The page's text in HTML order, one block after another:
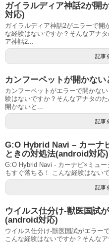
ガイラルディア神話2が開
対応)
ガイラルディア神話2がエラーで開
な経験はないですか？そんなアナ
ア神話2...
記事
カンフーペットが開かな
カンフーペットがエラーで開かな
験はないですか？そんなアナタの
開かないと...
記事
G:O Hybrid Navi – カーナ
ときの対処法(android対応)
G:O Hybrid Navi - カーナビ×ミュ
もすぐ落ちる！ こんな経験はない
記事
ウイルス仕分け-獣医国試
(android対応)
ウイルス仕分け-獣医国試がエラー
こんな経験はないですか？そんな